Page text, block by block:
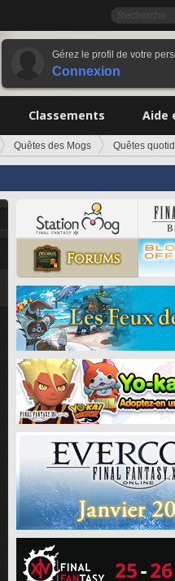
Gérez le profil de votre
Connexion
Classements Aide
Quêtes des Mogs Quêtes